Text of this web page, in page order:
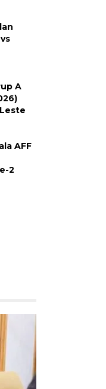
A
AFF
2